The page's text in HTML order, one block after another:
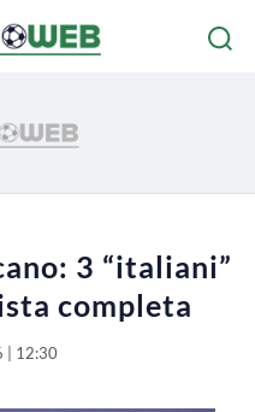
3 “italiani”
completa
| 12:30